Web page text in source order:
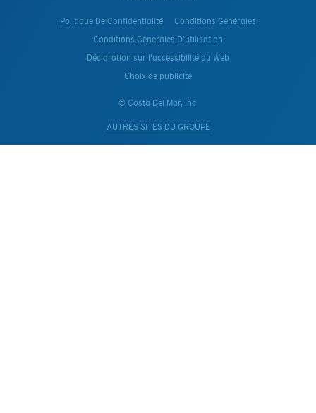
Politique De Confidentialité
Conditions Générales
Conditions Generales D’utilisation
Déclaration sur l'accessibilité du Web
Choix de publicité
© Costa Del Mar, Inc.
AUTRES SITES DU GROUPE